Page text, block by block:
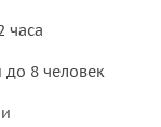
часа
8 человек